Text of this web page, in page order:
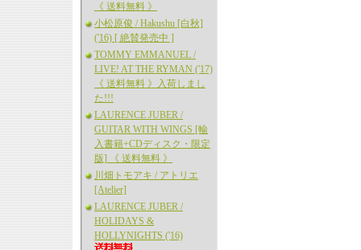
《 送料無料 》
小松原俊 / Hakushu [白秋]
('16) [ 絶賛発売中 ]
TOMMY EMMANUEL /
LIVE! AT THE RYMAN ('17)
《 送料無料 》入荷しまし
た!!!
LAURENCE JUBER /
GUITAR WITH WINGS [輸
入書籍+CDディスク・限定
版] 《 送料無料 》
川畑トモアキ / アトリエ
[Atelier]
LAURENCE JUBER /
HOLIDAYS &
HOLLYNIGHTS ('16)